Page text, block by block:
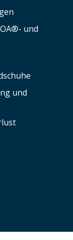
und
und